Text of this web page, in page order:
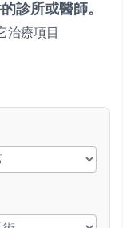
診所或醫師。
治療項目